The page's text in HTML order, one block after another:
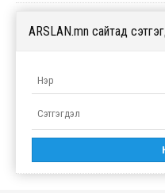
ARSLAN.mn сайтад